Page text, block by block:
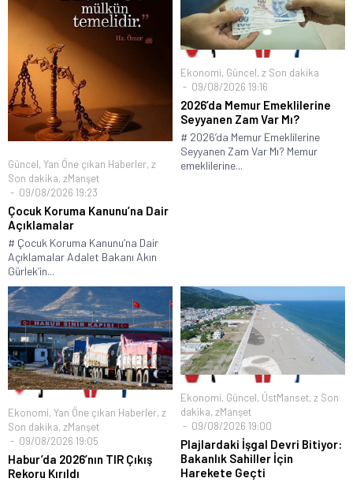
Güncel, Yan Öne çıkan Haberler, z
Son dakika, zManşet
09/08/2026 19:23
Çocuk Koruma Kanunu’na Dair
Açıklamalar
# Çocuk Koruma Kanunu’na Dair
Açıklamalar Adalet Bakanı Akın
Gürlek’in...
Ekonomi, Güncel, z Son dakika
09/08/2026 19:16
2026’da Memur Emeklilerine
Seyyanen Zam Var Mı?
# 2026’da Memur Emeklilerine
Seyyanen Zam Var Mı? Memur
emeklilerine...
Ekonomi, Yan Öne çıkan Haberler, z
Son dakika, zManşet
09/08/2026 19:05
Habur’da 2026’nın TIR Çıkış
Rekoru Kırıldı
Ekonomi, Güncel, ÜstManset, z Son
dakika, zManşet
09/08/2026 19:00
Plajlardaki İşgal Devri Bitiyor:
Bakanlık Sahiller İçin
Harekete Geçti